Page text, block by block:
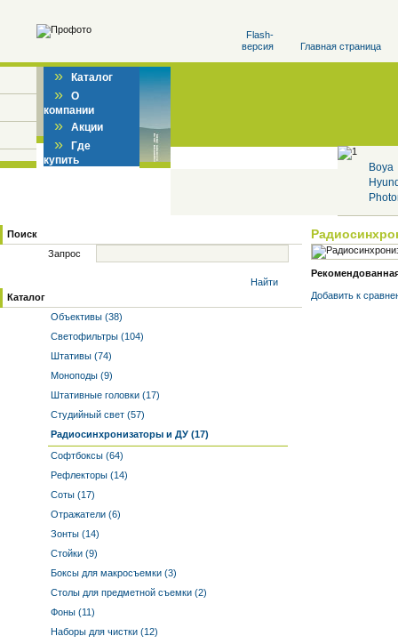
Flash-
версия
Главная страница
» Каталог
» О
компании
» Акции
» Где
купить
Boya
Поиск
Запрос
Найти
Каталог
Объективы (38)
Светофильтры (104)
Штативы (74)
Моноподы (9)
Штативные головки (17)
Студийный свет (57)
Радиосинхронизаторы и ДУ (17)
Софтбоксы (64)
Рефлекторы (14)
Соты (17)
Отражатели (6)
Зонты (14)
Стойки (9)
Боксы для макросъемки (3)
Столы для предметной съемки (2)
Фоны (11)
Наборы для чистки (12)
Добавить к